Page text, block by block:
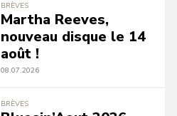
BRÈVES
Martha Reeves,
nouveau disque le 14
août !
08.07.2026
BRÈVES